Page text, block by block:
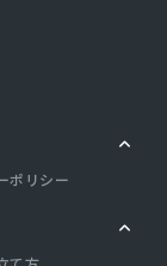
ード番号，運転
す。また，ユー
報を含む取引記
）などから収集
用したサービス
告の履歴，検索
ての各種設定情
置情報，端末の
ザーが当社や提
ポリシー